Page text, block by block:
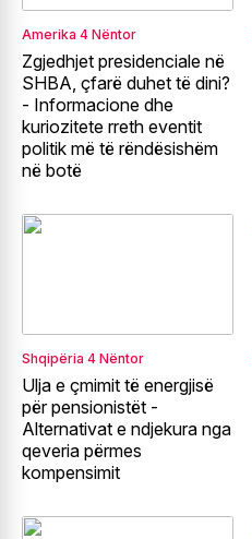
Amerika 4 Nëntor
Zgjedhjet presidenciale në
SHBA, çfarë duhet të dini?
- Informacione dhe
kuriozitete rreth eventit
politik më të rëndësishëm
në botë
Shqipëria 4 Nëntor
Ulja e çmimit të energjisë
për pensionistët -
Alternativat e ndjekura nga
qeveria përmes
kompensimit